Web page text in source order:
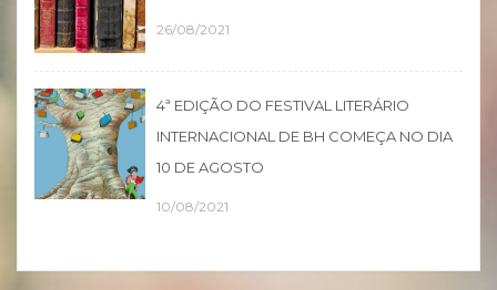
26/08/2021
4ª EDIÇÃO DO FESTIVAL LITERÁRIO
INTERNACIONAL DE BH COMEÇA NO DIA
10 DE AGOSTO
10/08/2021